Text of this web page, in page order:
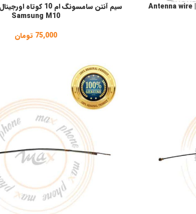
سیم آنتن سامسونگ آ 9 2018 کوتاه اورجینال | Antenna wire
افزودن به سبد خرید
Samsung M10
75,000 تومان